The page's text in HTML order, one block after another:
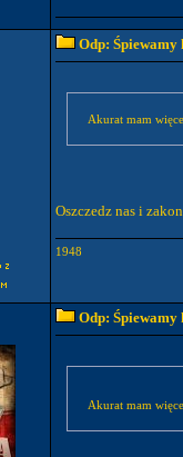
Odp:
Akurat mam
Oszczedz nas i
1948
Odp:
Akurat mam